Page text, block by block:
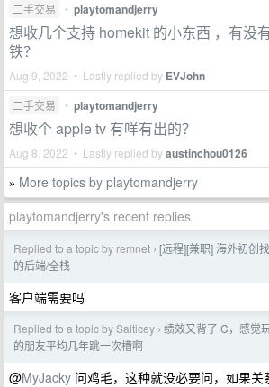
二手交易 • playtomandjerry
想收几个支持 homekit 的小东西 ，有没
铁？
Aug 9, 2022 • Lastly replied by EVJohn
二手交易 • playtomandjerry
想收个 apple tv 有咩有出的？
Aug 8, 2022 • Lastly replied byaustinchou0126
» More topics by playtomandjerry
playtomandjerry's recent replies
Replied to a topic by remnet › [远程][兼职] 海外初创
的后端/全栈
客户端需要吗
Replied to a topic by Salticey › 绩效又背了 C，感觉
的朋友平均几年跳一次槽啊
@MyJacky 问鸡毛，这种就没必要问，如果